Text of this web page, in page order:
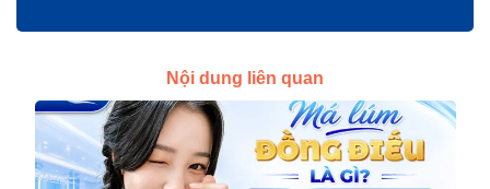
Nội dung liên quan